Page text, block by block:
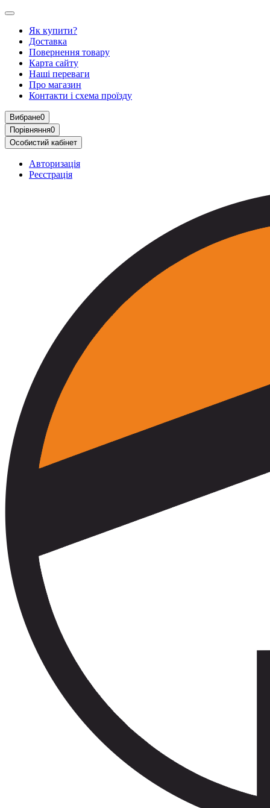
Як купити?
Доставка
Повернення товару
Карта сайту
Наші переваги
Про магазин
Контакти і схема проїзду
Вибране0
Порівняння0
Особистий кабінет
Авторизація
Реєстрація